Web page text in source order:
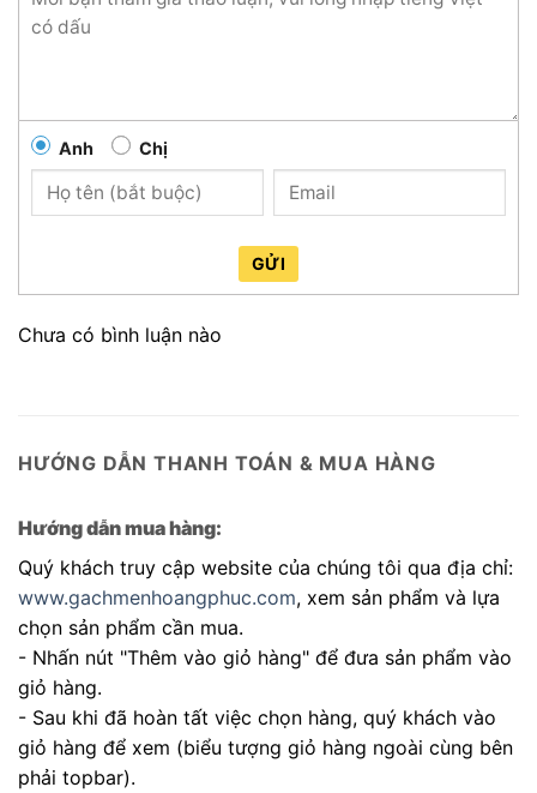
Anh Chị
GỬI
Chưa có bình luận nào
HƯỚNG DẪN THANH TOÁN & MUA HÀNG
Hướng dẫn mua hàng:
Quý khách truy cập website của chúng tôi qua địa chỉ:
www.gachmenhoangphuc.com, xem sản phẩm và lựa
chọn sản phẩm cần mua.
- Nhấn nút "Thêm vào giỏ hàng" để đưa sản phẩm vào
giỏ hàng.
- Sau khi đã hoàn tất việc chọn hàng, quý khách vào
giỏ hàng để xem (biểu tượng giỏ hàng ngoài cùng bên
phải topbar).